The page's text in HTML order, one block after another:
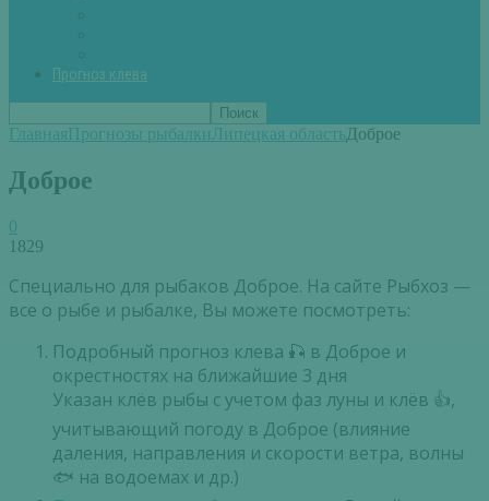
Прогноз клева
ГлавнаяПрогнозы рыбалкиЛипецкая областьДоброе
Доброе
0
1829
Специально для рыбаков Доброе. На сайте Рыбхоз —
все о рыбе и рыбалке, Вы можете посмотреть:
Подробный прогноз клева 🎣 в Доброе и
окрестностях на ближайшие 3 дня
Указан клёв рыбы с учетом фаз луны и клёв 👍,
учитывающий погоду в Доброе (влияние
даления, направления и скорости ветра, волны
🐟 на водоемах и др.)